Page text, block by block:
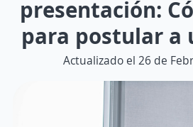
presentación:
para postular a
Actualizado el 26 de